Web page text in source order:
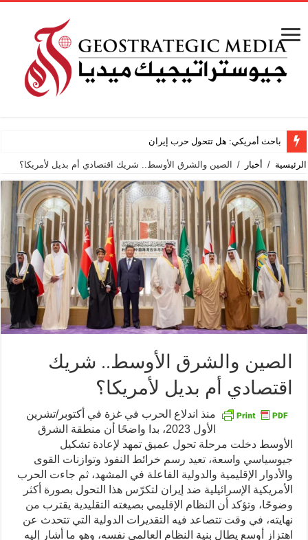
باحث أمريكي: هل تتحول حرب إيران إلى صراع دائم؟
الرئيسية / أخبار / الصين والشرق الأوسط.. شريك اقتصادي أم بديل لأمريكا؟
الصين والشرق الأوسط.. شريك
اقتصادي أم بديل لأمريكا؟
منذ اندلاع الحرب في غزة في أكتوبر/تشرين
الأول 2023، بدا واضحًا أن منطقة الشرق
الأوسط دخلت مرحلة تحول عميق تمهد لإعادة تشكيل
جيوسياسي واسعة، تعيد رسم خرائط النفوذ وتوازنات القوى
والأدوار الإقليمية والدولية الفاعلة في المشهد، ثم جاءت الحرب
الأمريكية الإسرائيلية ضد إيران لتكرّس هذا التحول بصورة أكثر
وضوحًا، وتؤكد أن النظام الإقليمي بصيغته التقليدية يقترب من
نهايته، في وقت تتصاعد فيه التقديرات الدولية التي تتحدث عن
اهتزاز أوسع يطال بنية النظام العالمي نفسه، وهو ما أشار إليه